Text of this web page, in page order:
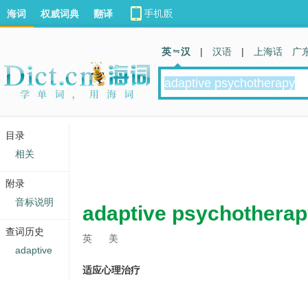
adaptive
英 美
适应心理治疗
海词 权威词典 翻译
英 汉 | 汉语 | 上海话 广
目录
相关
附录
音标说明
查词历史
adaptive